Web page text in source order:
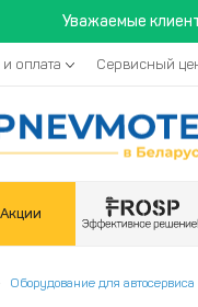
Уважаемые
оплата Сервисный
Акции
Оборудование для